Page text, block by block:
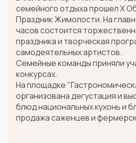
семейного отдыха прошел Х
Праздник Жимолости. На
часов состоится
праздника и творческая
самодеятельных артистов.
Семейные команды приняли
конкурсах.
На площадке
организована дегустация и
блюд национальных кухонь и
продажа саженцев и